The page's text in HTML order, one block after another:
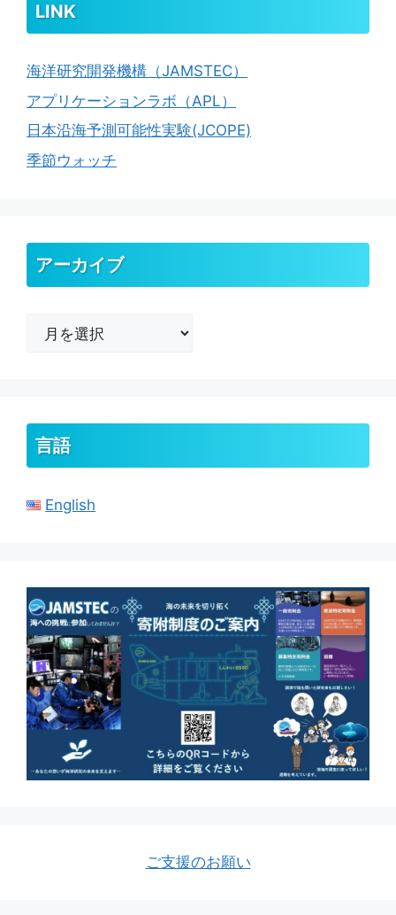
LINK
海洋研究開発機構（JAMSTEC）
アプリケーションラボ（APL）
日本沿海予測可能性実験(JCOPE)
季節ウォッチ
アーカイブ
言語
English
ご支援のお願い